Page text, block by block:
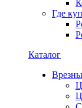
Где
Каталог